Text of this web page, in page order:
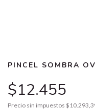
PINCEL SOMBRA
$12.455
Precio sin impuestos